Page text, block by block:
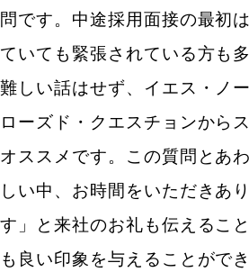
我々の業界は、今後どうなっ
弊社のビジョンのどのような
応募者経歴別の中途採用の面接
職種未経験の転職希望者の方
なぜ未経験の仕事にチャレ
教えてください。
問です。中途採用面接の最初
ていても緊張されている方も
難しい話はせず、イエス・ノ
ローズド・クエスチョンから
オススメです。この質問とあ
しい中、お時間をいただきあ
す」と来社のお礼も伝えるこ
も良い印象を与えることがで